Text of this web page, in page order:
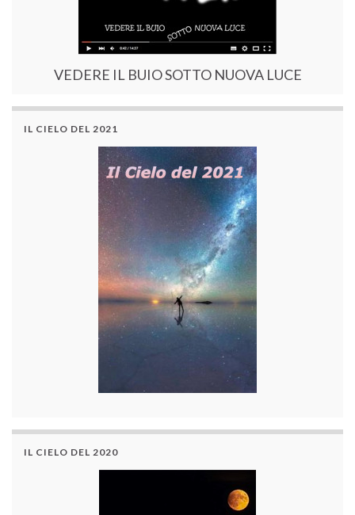
VEDERE IL BUIO SOTTO NUOVA LUCE
IL CIELO DEL 2021
IL CIELO DEL 2020